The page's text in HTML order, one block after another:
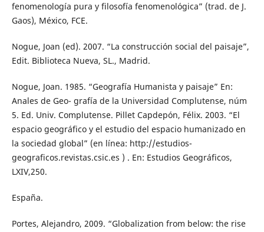
fenomenología pura y filosofía fenomenológica” (trad. de J.
Gaos), México, FCE.
Nogue, Joan (ed). 2007. “La construcción social del paisaje”,
Edit. Biblioteca Nueva, SL., Madrid.
Nogue, Joan. 1985. “Geografía Humanista y paisaje” En:
Anales de Geo- grafía de la Universidad Complutense, núm
5. Ed. Univ. Complutense. Pillet Capdepón, Félix. 2003. “El
espacio geográfico y el estudio del espacio humanizado en
la sociedad global” (en línea: http://estudios-
geograficos.revistas.csic.es ) . En: Estudios Geográficos,
LXIV,250.
España.
Portes, Alejandro, 2009. “Globalization from below: the rise